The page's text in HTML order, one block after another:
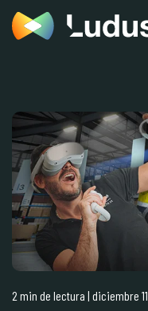
2 min de lectura | diciembre 11